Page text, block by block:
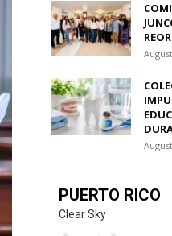
PUERTO RICO
Clear Sky